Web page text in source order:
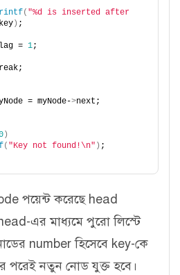
( "%d is inserted after
) ;
=
1;
= myNode-
>next;
)
( "Key not found!\n" ) ;
পয়েন্ট করেছে head
এর মাধ্যমে পুরো লিস্টে
number হিসেবে key-কে
পরেই নতুন নোড যুক্ত হবে।